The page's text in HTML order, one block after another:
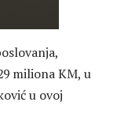
miliona KM, u
u ovoj